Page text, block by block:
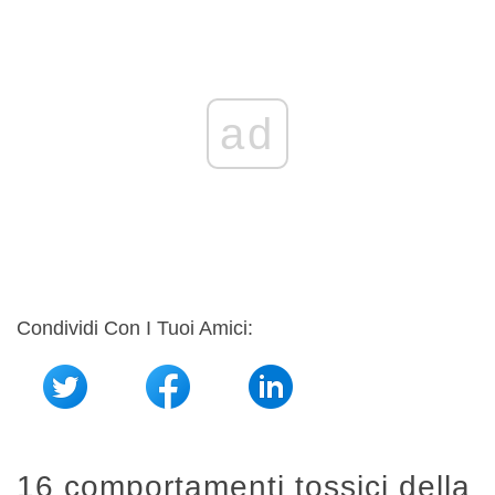
ad
Condividi Con I Tuoi Amici:
16 comportamenti tossici della